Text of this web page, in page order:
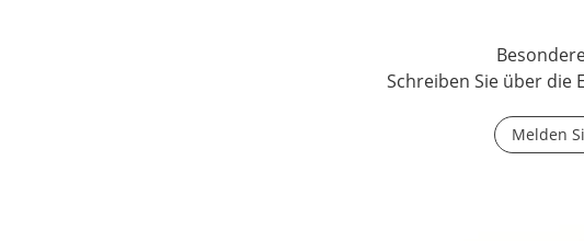
Schreiben Sie über die
Melden